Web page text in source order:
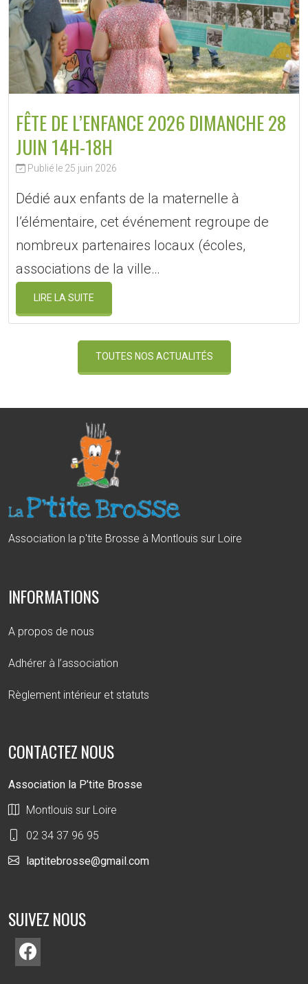
FÊTE DE L’ENFANCE 2026 DIMANCHE 28
JUIN 14H-18H
Publié le 25 juin 2026
Dédié aux enfants de la maternelle à
l’élémentaire, cet événement regroupe de
nombreux partenaires locaux (écoles,
associations de la ville…
LIRE LA SUITE
TOUTES NOS ACTUALITÉS
Association la p'tite Brosse à Montlouis sur Loire
INFORMATIONS
A propos de nous
Adhérer à l’association
Règlement intérieur et statuts
CONTACTEZ NOUS
Association la P’tite Brosse
Montlouis sur Loire
02 34 37 96 95
laptitebrosse@gmail.com
SUIVEZ NOUS